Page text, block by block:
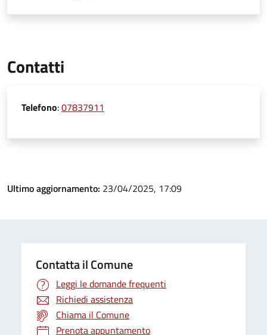
Contatti
Telefono:07837911
Ultimo aggiornamento: 23/04/2025, 17:09
Contatta il Comune
Leggi le domande frequenti
Richiedi assistenza
Chiama il Comune
Prenota appuntamento